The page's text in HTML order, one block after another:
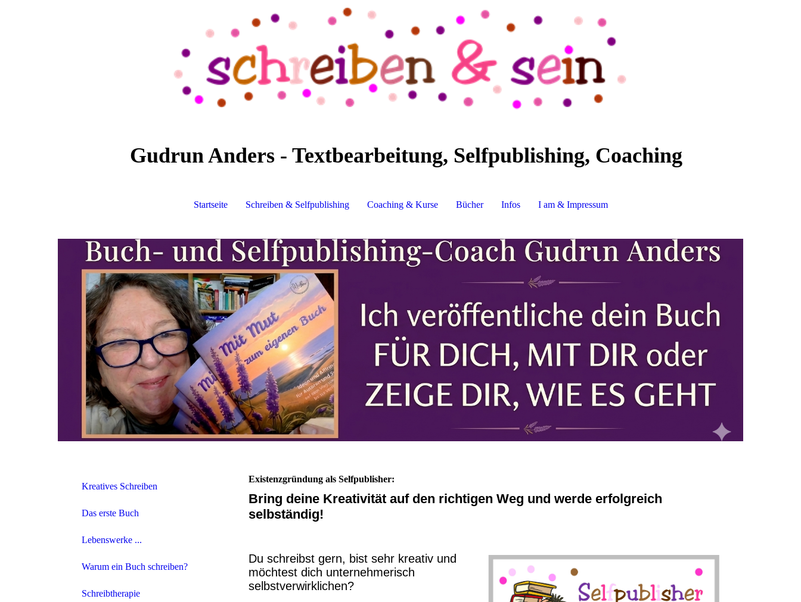
Gudrun Anders - Textbearbeitung, Selfpublishing, Coaching
Startseite Schreiben & Selfpublishing Coaching & Kurse Bücher Infos I am & Impressum
Kreatives Schreiben
Das erste Buch
Lebenswerke ...
Warum ein Buch schreiben?
Schreibtherapie
Existenzgründung als Selfpublisher:
Bring deine Kreativität auf den richtigen Weg und werde erfolgreich
selbständig!
Du schreibst gern, bist sehr kreativ und
möchtest dich unternehmerisch
selbstverwirklichen?